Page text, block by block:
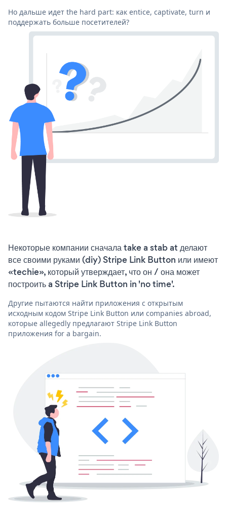
Но дальше идет the hard part: как entice, captivate, turn и
поддержать больше посетителей?
Некоторые компании сначала take a stab at делают
все своими руками (diy) Stripe Link Button или имеют
«techie», который утверждает, что он / она может
построить a Stripe Link Button in 'no time'.
Другие пытаются найти приложения с открытым
исходным кодом Stripe Link Button или companies abroad,
которые allegedly предлагают Stripe Link Button
приложения for a bargain.